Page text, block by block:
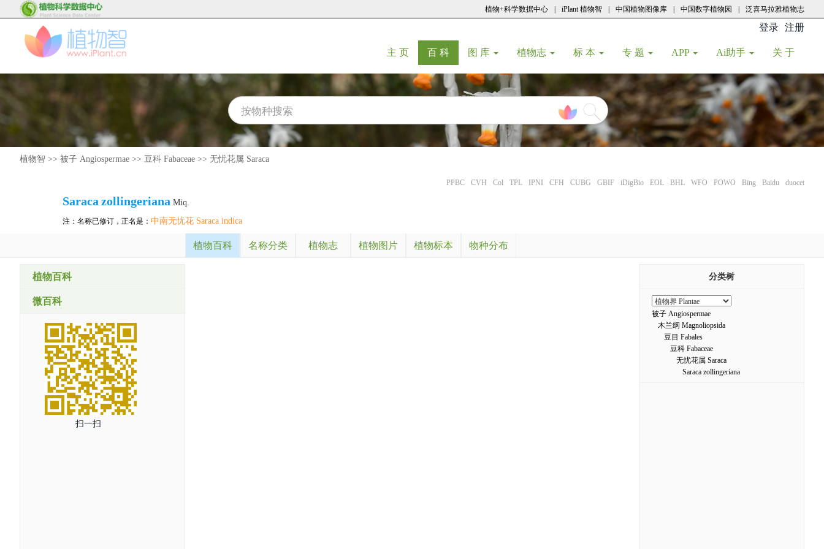
植物+科学数据中心 iPlant 植物智 中国植物图像库 中国数字植物园 泛喜马拉雅植物志
登录 注册
主 页(current)
百 科(current)
图 库 植物志 标 本 专 题 APP Ai助手 关 于
植物智 >> 被子 Angiospermae >> 豆科 Fabaceae >> 无忧花属 Saraca
PPBC CVH Col TPL IPNI CFH CUBG GBIF iDigBio EOL BHL WFO POWO Bing Baidu duocet
Saraca zollingeriana Miq.
注：名称已修订，正名是： 中南无忧花 Saraca indica
植物百科 名称分类 植物志 植物图片 植物标本 物种分布
植物百科
微百科
扫一扫
分类树
被子 Angiospermae
木兰纲 Magnoliopsida
豆目 Fabales
豆科 Fabaceae
无忧花属 Saraca
Saraca zollingeriana